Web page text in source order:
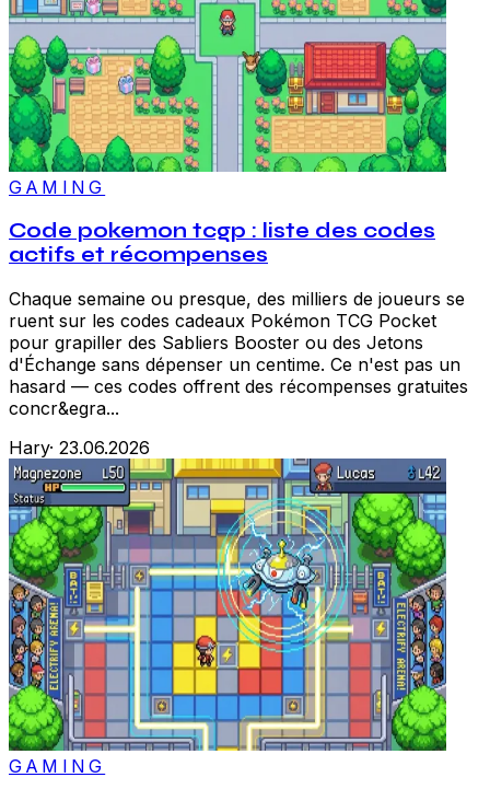
GAMING
Code pokemon tcgp : liste des codes
actifs et récompenses
Chaque semaine ou presque, des milliers de joueurs se
ruent sur les codes cadeaux Pokémon TCG Pocket
pour grapiller des Sabliers Booster ou des Jetons
d'Échange sans dépenser un centime. Ce n'est pas un
hasard — ces codes offrent des récompenses gratuites
concr&egra...
Hary· 23.06.2026
GAMING